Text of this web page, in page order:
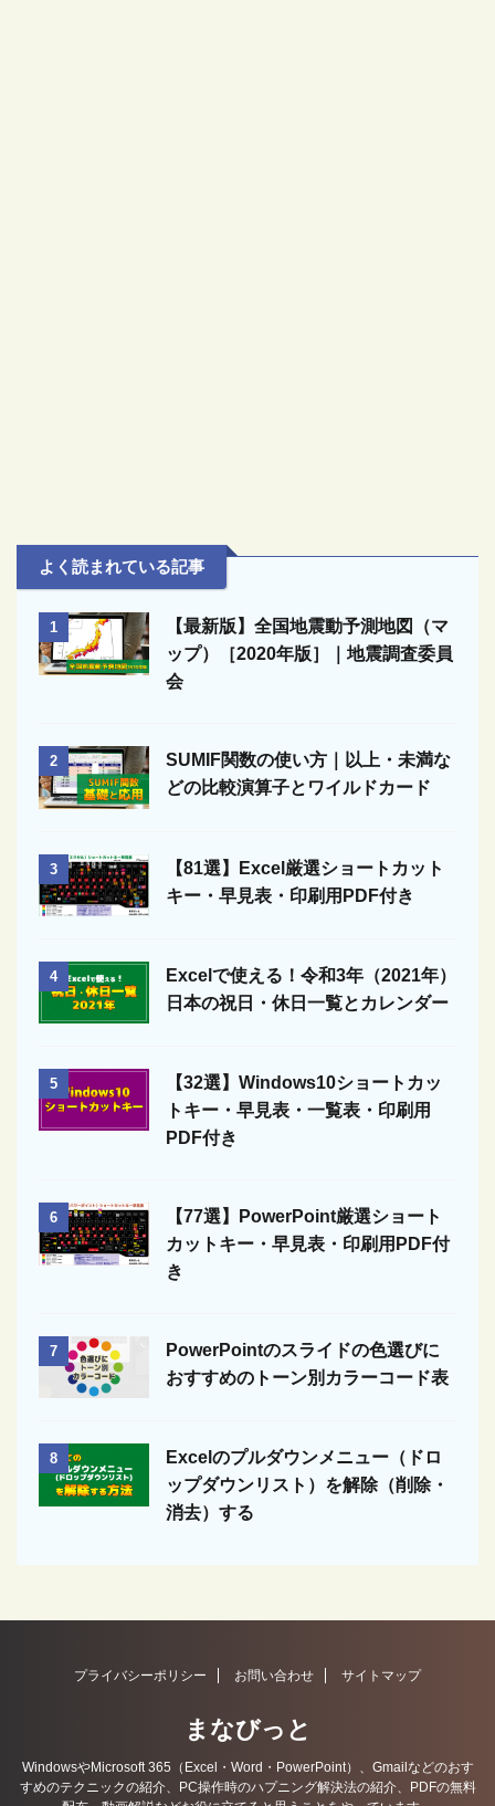
よく読まれている記事
1
【最新版】全国地震動予測地図（マ
ップ）［2020年版］｜地震調査委員
会
2
SUMIF関数の使い方｜以上・未満な
どの比較演算子とワイルドカード
3
【81選】Excel厳選ショートカット
キー・早見表・印刷用PDF付き
4
Excelで使える！令和3年（2021年）
日本の祝日・休日一覧とカレンダー
5
【32選】Windows10ショートカッ
トキー・早見表・一覧表・印刷用
PDF付き
6
【77選】PowerPoint厳選ショート
カットキー・早見表・印刷用PDF付
き
7
PowerPointのスライドの色選びに
おすすめのトーン別カラーコード表
8
Excelのプルダウンメニュー（ドロ
ップダウンリスト）を解除（削除・
消去）する
プライバシーポリシー お問い合わせ サイトマップ
まなびっと
WindowsやMicrosoft 365（Excel・Word・PowerPoint）、Gmailなどのおす
すめのテクニックの紹介、PC操作時のハプニング解決法の紹介、PDFの無料